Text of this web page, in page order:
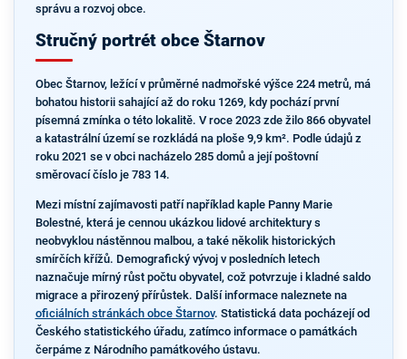
správu a rozvoj obce.
Stručný portrét obce Štarnov
Obec Štarnov, ležící v průměrné nadmořské výšce 224 metrů, má
bohatou historii sahající až do roku 1269, kdy pochází první
písemná zmínka o této lokalitě. V roce 2023 zde žilo 866 obyvatel
a katastrální území se rozkládá na ploše 9,9 km². Podle údajů z
roku 2021 se v obci nacházelo 285 domů a její poštovní
směrovací číslo je 783 14.
Mezi místní zajímavosti patří například kaple Panny Marie
Bolestné, která je cennou ukázkou lidové architektury s
neobvyklou nástěnnou malbou, a také několik historických
smírčích křížů. Demografický vývoj v posledních letech
naznačuje mírný růst počtu obyvatel, což potvrzuje i kladné saldo
migrace a přirozený přírůstek. Další informace naleznete na
oficiálních stránkách obce Štarnov. Statistická data pocházejí od
Českého statistického úřadu, zatímco informace o památkách
čerpáme z Národního památkového ústavu.